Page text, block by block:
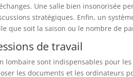
Une salle bien insonorisée
stratégiques. Enfin, un
que soit la saison ou le nombre de
de travail
lombaire sont indispensables pour
les documents et les ordinateurs